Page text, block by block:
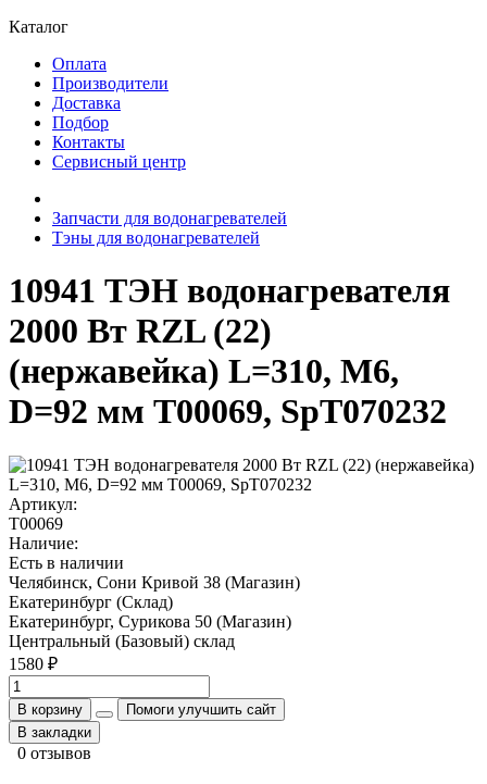
Каталог
Оплата
Производители
Доставка
Подбор
Контакты
Сервисный центр
Запчасти для водонагревателей
Тэны для водонагревателей
10941 ТЭН водонагревателя
2000 Вт RZL (22)
(нержавейка) L=310, M6,
D=92 мм T00069, SpT070232
Артикул:
T00069
Наличие:
Есть в наличии
Челябинск, Сони Кривой 38 (Магазин)
Екатеринбург (Склад)
Екатеринбург, Сурикова 50 (Магазин)
Центральный (Базовый) склад
1580 ₽
В корзину
Помоги улучшить сайт
В закладки
0 отзывов